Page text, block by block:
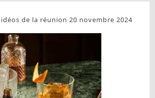
de la réunion 20 novembre 2024